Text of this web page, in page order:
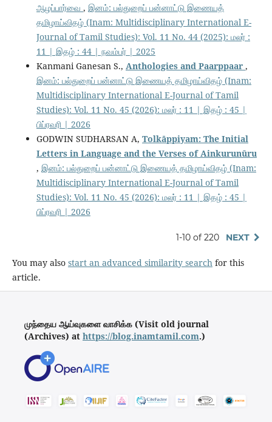
ஆழப்பார்வை , இனம்: பல்துறைப் பன்னாட்டு இணையத்
தமிழாய்விதழ் (Inam: Multidisciplinary International E-
Journal of Tamil Studies): Vol. 11 No. 44 (2025): மலர் :
11 | இதழ் : 44 | நவம்பர் | 2025
Kanmani Ganesan S., Anthologies and Paarppaar ,
இனம்: பல்துறைப் பன்னாட்டு இணையத் தமிழாய்விதழ் (Inam:
Multidisciplinary International E-Journal of Tamil
Studies): Vol. 11 No. 45 (2026): மலர் : 11 | இதழ் : 45 |
பிப்ரவரி | 2026
GODWIN SUDHARSAN A, Tolkāppiyam: The Initial
Letters in Language and the Verses of Ainkurunūru
, இனம்: பல்துறைப் பன்னாட்டு இணையத் தமிழாய்விதழ் (Inam:
Multidisciplinary International E-Journal of Tamil
Studies): Vol. 11 No. 45 (2026): மலர் : 11 | இதழ் : 45 |
பிப்ரவரி | 2026
1-10 of 220 NEXT
You may also start an advanced similarity searchfor this
article.
முந்தைய ஆய்வுகளை வாசிக்க (Visit old journal
(Archives) at https://blog.inamtamil.com.)